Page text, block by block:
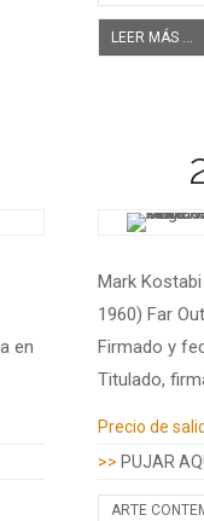
LEER MÁS ...
en
Mark Kostabi
1960) Far
Firmado y
Titulado,
Precio de
>> PUJAR
ARTE